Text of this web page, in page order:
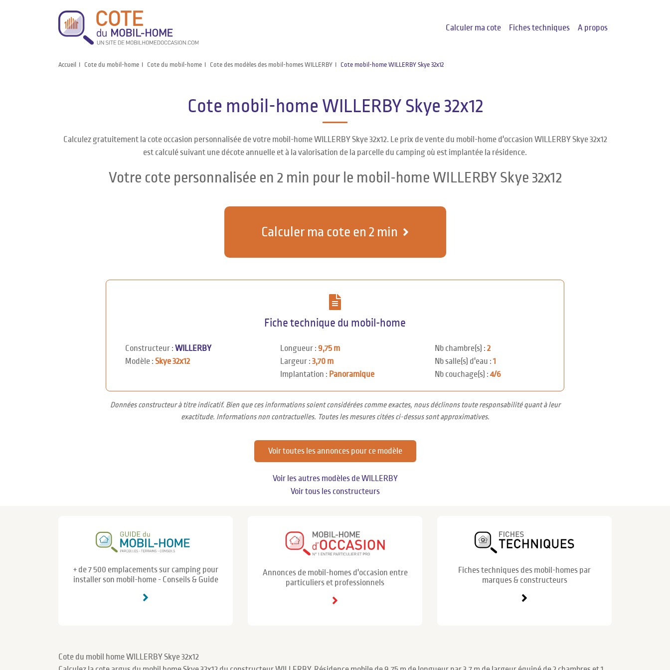
Calculer ma cote Fiches techniques A propos
Accueil Cote du mobil-home Cote du mobil-home Cote des modèles des mobil-homes WILLERBY Cote mobil-home WILLERBY Skye 32x12
Cote mobil-home WILLERBY Skye 32x12
Calculez gratuitement la cote occasion personnalisée de votre mobil-home WILLERBY Skye 32x12. Le prix de vente du mobil-home d'occasion WILLERBY Skye 32x12
est calculé suivant une décote annuelle et à la valorisation de la parcelle du camping où est implantée la résidence.
Votre cote personnalisée en 2 min pour le mobil-home WILLERBY Skye 32x12
Calculer ma cote en 2 min
Fiche technique du mobil-home
Constructeur : WILLERBY
Modèle : Skye 32x12
Longueur : 9,75 m
Largeur : 3,70 m
Implantation : Panoramique
Nb chambre(s) :2
Nb salle(s) d'eau :1
Nb couchage(s) :4/6
Données constructeur à titre indicatif. Bien que ces informations soient considérées comme exactes, nous déclinons toute responsabilité quant à leur
exactitude. Informations non contractuelles. Toutes les mesures citées ci-dessus sont approximatives.
Voir toutes les annonces pour ce modèle
Voir les autres modèles de WILLERBY
Voir tous les constructeurs
+ de 7 500 emplacements sur camping pour
installer son mobil-home - Conseils & Guide
Annonces de mobil-homes d'occasion entre
particuliers et professionnels
Fiches techniques des mobil-homes par
marques & constructeurs
Cote du mobil home WILLERBY Skye 32x12